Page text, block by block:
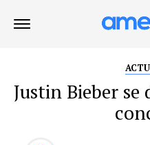
Justin Bieber se